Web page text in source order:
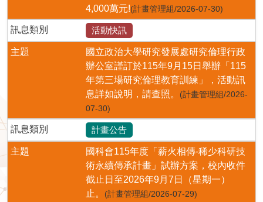
4,000萬元!(計畫管理組/2026-07-30)
訊息類別 活動快訊
主題
國立政治大學研究發展處研究倫理行政
辦公室謹訂於115年9月15日舉辦「115
年第三場研究倫理教育訓練」，活動訊
息詳如說明，請查照。
(計畫管理組/2026-
07-30)
訊息類別 計畫公告
主題
國科會115年度「薪火相傳-稀少科研技
術永續傳承計畫」試辦方案，校內收件
截止日至2026年9月7日（星期一）
止。
(計畫管理組/2026-07-29)